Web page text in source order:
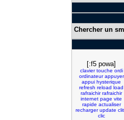
Chercher un
[:f5 powa]
clavier touche ordi
ordinateur appuyer
appui hysterique
refresh reload load
rafraichir rafraichir
internet page vite
rapide actualiser
recharger update
clic